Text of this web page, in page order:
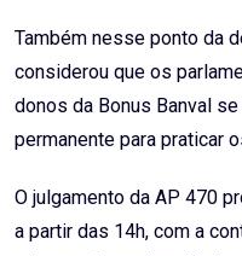
Também nesse ponto da
considerou que os
donos da Bonus Banval
permanente para praticar
O julgamento da AP 470
a partir das 14h, com a